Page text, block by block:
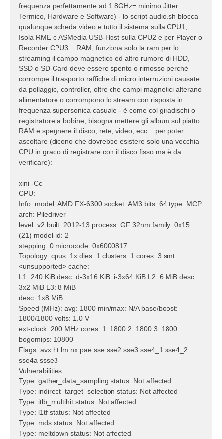
frequenza perfettamente ad 1.8GHz= minimo Jitter
Termico, Hardware e Software) - lo script audio.sh blocca
qualunque scheda video e tutto il sistema sulla CPU1,
Isola RME e ASMedia USB-Host sulla CPU2 e per Player o
Recorder CPU3... RAM, funziona solo la ram per lo
streaming il campo magnetico ed altro rumore di HDD,
SSD o SD-Card deve essere spento o rimosso perché
corrompe il trasporto raffiche di micro interruzioni causate
da pollaggio, controller, oltre che campi magnetici alterano
alimentatore o corrompono lo stream con risposta in
frequenza supersonica casuale - è come col giradischi o
registratore a bobine, bisogna mettere gli album sul piatto
RAM e spegnere il disco, rete, video, ecc... per poter
ascoltare (dicono che dovrebbe esistere solo una vecchia
CPU in grado di registrare con il disco fisso ma è da
verificare):
xini -Cc
CPU:
Info: model: AMD FX-6300 socket: AM3 bits: 64 type: MCP
arch: Piledriver
level: v2 built: 2012-13 process: GF 32nm family: 0x15
(21) model-id: 2
stepping: 0 microcode: 0x6000817
Topology: cpus: 1x dies: 1 clusters: 1 cores: 3 smt:
<unsupported> cache:
L1: 240 KiB desc: d-3x16 KiB; i-3x64 KiB L2: 6 MiB desc:
3x2 MiB L3: 8 MiB
desc: 1x8 MiB
Speed (MHz): avg: 1800 min/max: N/A base/boost:
1800/1800 volts: 1.0 V
ext-clock: 200 MHz cores: 1: 1800 2: 1800 3: 1800
bogomips: 10800
Flags: avx ht lm nx pae sse sse2 sse3 sse4_1 sse4_2
sse4a ssse3
Vulnerabilities:
Type: gather_data_sampling status: Not affected
Type: indirect_target_selection status: Not affected
Type: itlb_multihit status: Not affected
Type: l1tf status: Not affected
Type: mds status: Not affected
Type: meltdown status: Not affected